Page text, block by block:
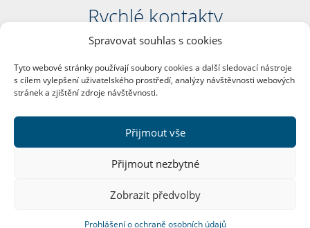
Spravovat souhlas s cookies
Tyto webové stránky používají soubory cookies a další sledovací nástroje
s cílem vylepšení uživatelského prostředí, analýzy návštěvnosti webových
stránek a zjištění zdroje návštěvnosti.
Přijmout vše
Přijmout nezbytné
Zobrazit předvolby
Prohlášení o ochraně osobních údajů
Rychlé kontakty
Filozofická fakulta
nám. Jana Palacha 1/2
116 38 Praha 1
DIČ: CZ00216208
Další kontakty